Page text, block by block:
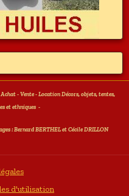
- Vente - Location Décors, objets, tentes,
et ethniques -
: Bernard BERTHEL et Cécile DRILLON
d'utilisation